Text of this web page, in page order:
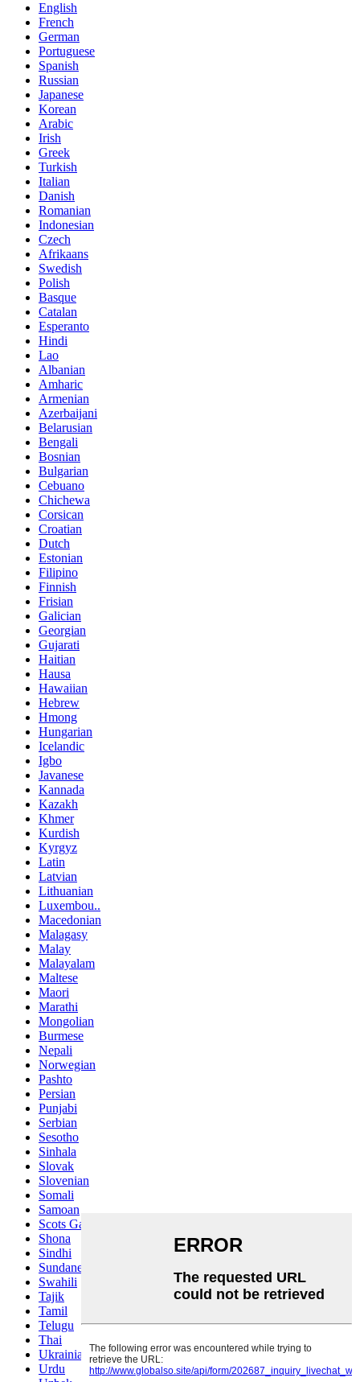
English
French
German
Portuguese
Spanish
Russian
Japanese
Korean
Arabic
Irish
Greek
Turkish
Italian
Danish
Romanian
Indonesian
Czech
Afrikaans
Swedish
Polish
Basque
Catalan
Esperanto
Hindi
Lao
Albanian
Amharic
Armenian
Azerbaijani
Belarusian
Bengali
Bosnian
Bulgarian
Cebuano
Chichewa
Corsican
Croatian
Dutch
Estonian
Filipino
Finnish
Frisian
Galician
Georgian
Gujarati
Haitian
Hausa
Hawaiian
Hebrew
Hmong
Hungarian
Icelandic
Igbo
Javanese
Kannada
Kazakh
Khmer
Kurdish
Kyrgyz
Latin
Latvian
Lithuanian
Luxembou..
Macedonian
Malagasy
Malay
Malayalam
Maltese
Maori
Marathi
Mongolian
Burmese
Nepali
Norwegian
Pashto
Persian
Punjabi
Serbian
Sesotho
Sinhala
Slovak
Slovenian
Somali
Samoan
Scots Gaelic
Shona
Sindhi
Sundanese
Swahili
Tajik
Tamil
Telugu
Thai
Ukrainian
Urdu